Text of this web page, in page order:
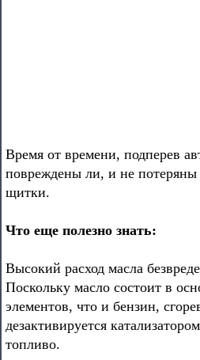
Время от времени, подперев
повреждены ли, и не
щитки.
Что еще полезно знать:
Высокий расход масла
Поскольку масло состоит в
элементов, что и бензин,
дезактивируется
топливо.